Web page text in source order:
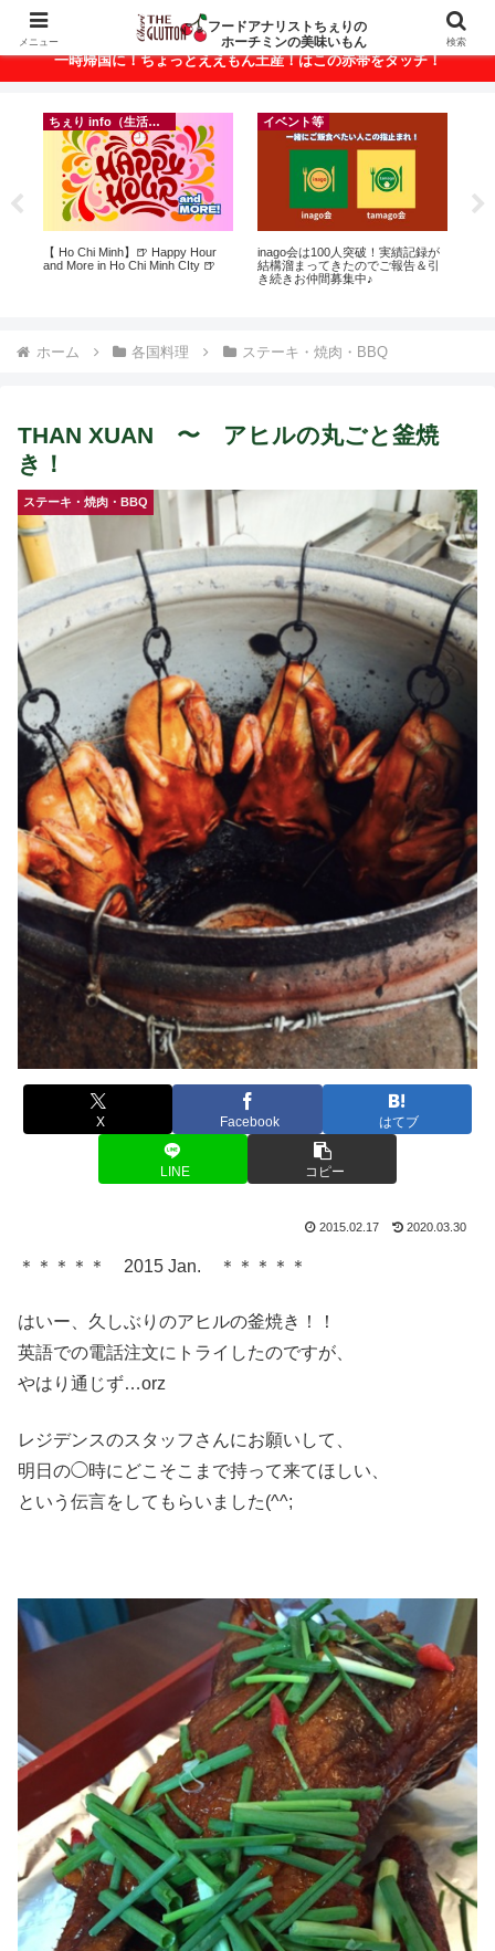
ベトナム・ホーチミンの美味いもんが満載！
一時帰国に！ちょっとええもん土産！はこの赤帯をタッチ！
ちぇり info（生活情報）
【 Ho Chi Minh】🍺 Happy Hour
and More in Ho Chi Minh CIty 🍺
イベント等
inago会は100人突破！実績記録が
結構溜まってきたのでご報告＆引
き続きお仲間募集中♪
ホーム 各国料理 ステーキ・焼肉・BBQ
THAN XUAN 〜 アヒルの丸ごと釜焼
き！
ステーキ・焼肉・BBQ
X Facebook はてブ
LINE コピー
2015.02.17 2020.03.30
＊＊＊＊＊ 2015 Jan. ＊＊＊＊＊
はいー、久しぶりのアヒルの釜焼き！！
英語での電話注文にトライしたのですが、
やはり通じず…orz
レジデンスのスタッフさんにお願いして、
明日の◯時にどこそこまで持って来てほしい、
という伝言をしてもらいました(^^;
メニュー
フードアナリストちぇりの
ホーチミンの美味いもん
検索